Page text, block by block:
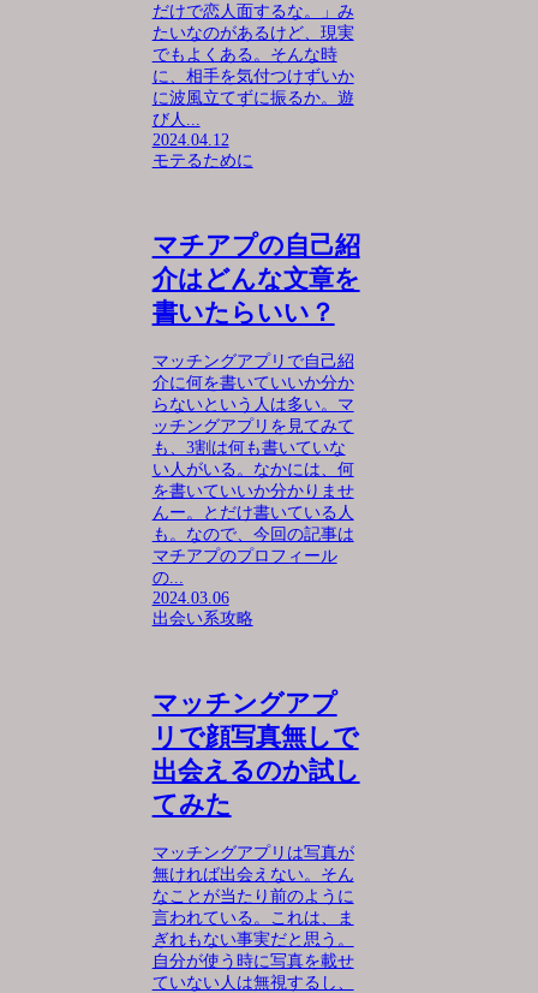
だけで恋人面するな。」み
たいなのがあるけど、現実
でもよくある。そんな時
に、相手を気付つけずいか
に波風立てずに振るか。遊
び人...
2024.04.12
モテるために
マチアプの自己紹
介はどんな文章を
書いたらいい？
マッチングアプリで自己紹
介に何を書いていいか分か
らないという人は多い。マ
ッチングアプリを見てみて
も、3割は何も書いていな
い人がいる。なかには、何
を書いていいか分かりませ
んー。とだけ書いている人
も。なので、今回の記事は
マチアプのプロフィール
の...
2024.03.06
出会い系攻略
マッチングアプ
リで顔写真無しで
出会えるのか試し
てみた
マッチングアプリは写真が
無ければ出会えない。そん
なことが当たり前のように
言われている。これは、ま
ぎれもない事実だと思う。
自分が使う時に写真を載せ
ていない人は無視するし、